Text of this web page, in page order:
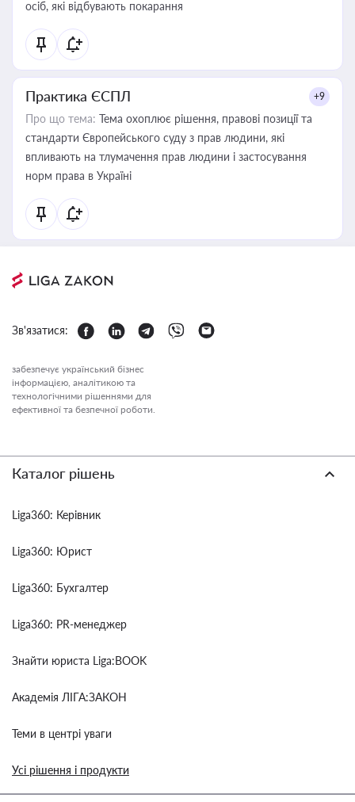
осіб, які відбувають покарання
Практика ЄСПЛ +9
Про що тема: Тема охоплює рішення, правові позиції та
стандарти Європейського суду з прав людини, які
впливають на тлумачення прав людини і застосування
норм права в Україні
Зв'язатися:
забезпечує український бізнес
інформацією, аналітикою та
технологічними рішеннями для
ефективної та безпечної роботи.
Каталог рішень
Liga360: Керівник
Liga360: Юрист
Liga360: Бухгалтер
Liga360: PR-менеджер
Знайти юриста Liga:BOOK
Академія ЛІГА:ЗАКОН
Теми в центрі уваги
Усі рішення і продукти